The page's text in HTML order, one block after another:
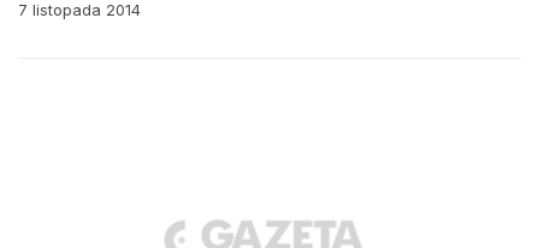
7 listopada 2014